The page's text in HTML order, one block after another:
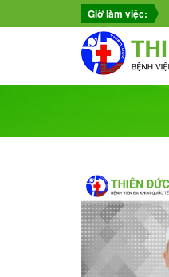
Giờ làm việc: